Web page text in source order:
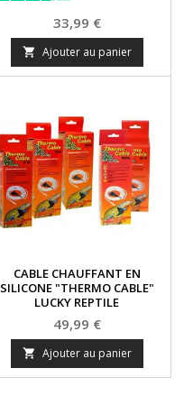
Prix
33,99 €
 Ajouter au panier
CABLE CHAUFFANT EN
SILICONE "THERMO CABLE"
LUCKY REPTILE
Prix
49,99 €
 Ajouter au panier